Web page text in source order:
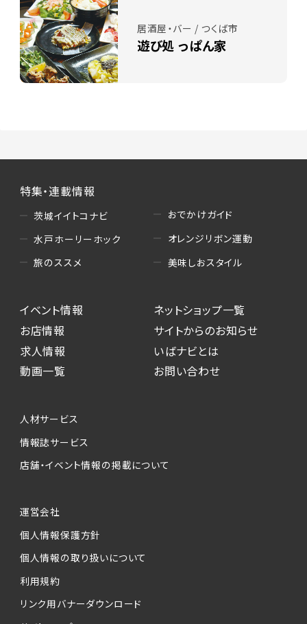
居酒屋・バー / つくば市
遊び処 っぱん家
特集・連載情報
茨城イイトコナビ
水戸ホーリーホック
旅のススメ
おでかけガイド
オレンジリボン運動
美味しおスタイル
イベント情報
お店情報
求人情報
動画一覧
ネットショップ一覧
サイトからのお知らせ
いばナビとは
お問い合わせ
人材サービス
情報誌サービス
店舗・イベント情報の掲載について
運営会社
個人情報保護方針
個人情報の取り扱いについて
利用規約
リンク用バナーダウンロード